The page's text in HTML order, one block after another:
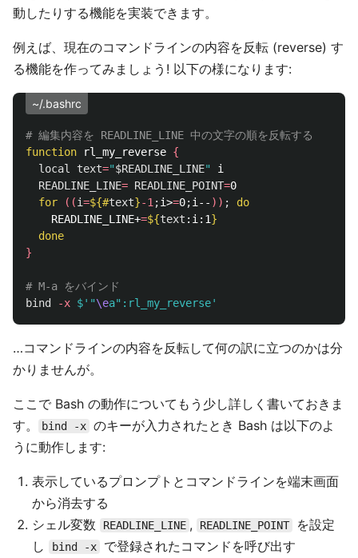
動したりする機能を実装できます。
例えば、現在のコマンドラインの内容を反転 (reverse) す
る機能を作ってみましょう! 以下の様になります:
~/.bashrc
# 編集内容を READLINE_LINE 中の文字の順を反転する
function
rl_my_reverse {
local text="$READLINE_LINE"
i
READLINE_LINE= READLINE_POINT=0
for
((i=${#text}-1 ;i>=0;i-- )) ;
do
READLINE_LINE+=${text :i:1}
done
}
# M-a をバインド
bind
-x $'"\ea":rl_my_reverse'
…コマンドラインの内容を反転して何の訳に立つのかは分
かりませんが。
ここで Bash の動作についてもう少し詳しく書いておきま
す。
bind -x のキーが入力されたとき Bash は以下のよ
うに動作します:
表示しているプロンプトとコマンドラインを端末画面
から消去する
シェル変数
READLINE_LINE , READLINE_POINT
を設定
し
bind -x
で登録されたコマンドを呼び出す